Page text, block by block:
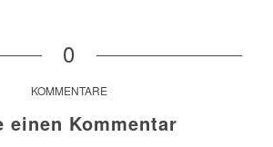
0
KOMMENTARE
einen Kommentar